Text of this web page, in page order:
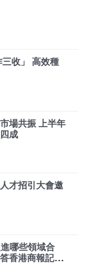
收」 高效種
場共振 上半年
成
才招引大會邀
哪些領域合
香港商報記者